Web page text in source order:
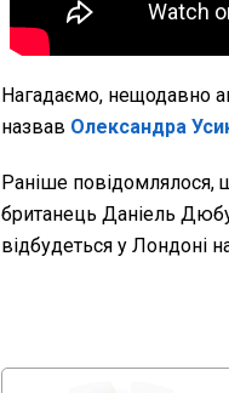
Нагадаємо, нещодавно
назвав Олександра
Раніше повідомлялося,
британець Даніель
відбудеться у Лондоні